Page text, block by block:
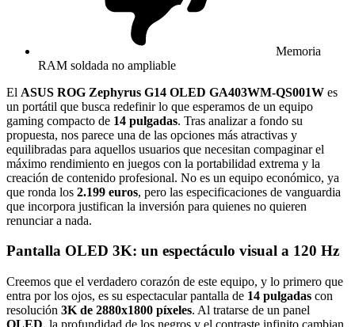
Memoria
RAM soldada no ampliable
El ASUS ROG Zephyrus G14 OLED GA403WM-QS001W es
un portátil que busca redefinir lo que esperamos de un equipo
gaming compacto de 14 pulgadas. Tras analizar a fondo su
propuesta, nos parece una de las opciones más atractivas y
equilibradas para aquellos usuarios que necesitan compaginar el
máximo rendimiento en juegos con la portabilidad extrema y la
creación de contenido profesional. No es un equipo económico, ya
que ronda los 2.199 euros, pero las especificaciones de vanguardia
que incorpora justifican la inversión para quienes no quieren
renunciar a nada.
Pantalla OLED 3K: un espectáculo visual a 120 Hz
Creemos que el verdadero corazón de este equipo, y lo primero que
entra por los ojos, es su espectacular pantalla de 14 pulgadas con
resolución 3K de 2880x1800 píxeles. Al tratarse de un panel